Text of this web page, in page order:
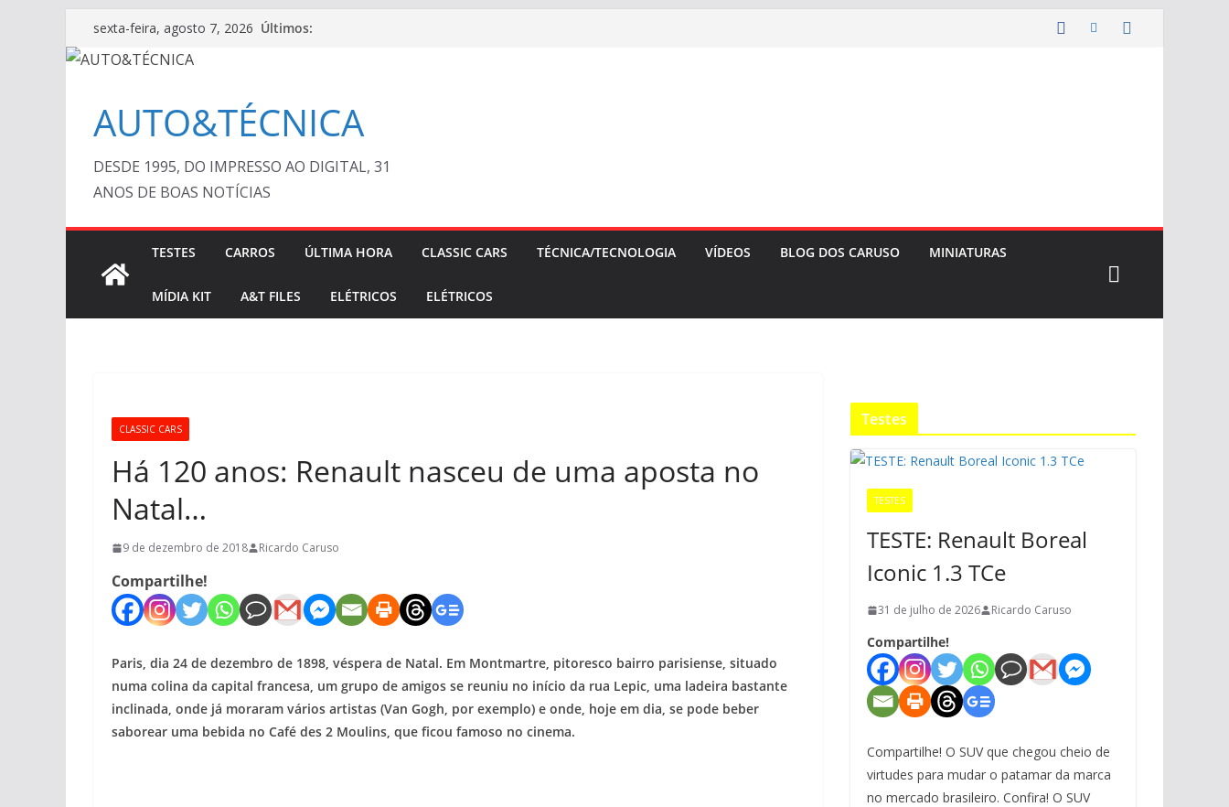
Pular
para
sexta-feira, agosto 7, 2026 Últimos:
AUTO&TÉCNICA
DESDE 1995, DO IMPRESSO AO DIGITAL, 31
ANOS DE BOAS NOTÍCIAS
TESTES CARROS ÚLTIMA HORA CLASSIC CARS TÉCNICA/TECNOLOGIA VÍDEOS BLOG DOS CARUSO MINIATURAS
MÍDIA KIT A&T FILES ELÉTRICOS ELÉTRICOS
CLASSIC CARS
Há 120 anos: Renault nasceu de uma aposta no
Natal…
9 de dezembro de 2018 Ricardo Caruso
Compartilhe!
Paris, dia 24 de dezembro de 1898, véspera de Natal. Em Montmartre, pitoresco bairro parisiense, situado
numa colina da capital francesa, um grupo de amigos se reuniu no início da rua Lepic, uma ladeira bastante
inclinada, onde já moraram vários artistas (Van Gogh, por exemplo) e onde, hoje em dia, se pode beber
saborear uma bebida no Café des 2 Moulins, que ficou famoso no cinema.
Testes
TESTES
TESTE: Renault Boreal
Iconic 1.3 TCe
31 de julho de 2026 Ricardo Caruso
Compartilhe!
Compartilhe! O SUV que chegou cheio de
virtudes para mudar o patamar da marca
no mercado brasileiro. Confira! O SUV